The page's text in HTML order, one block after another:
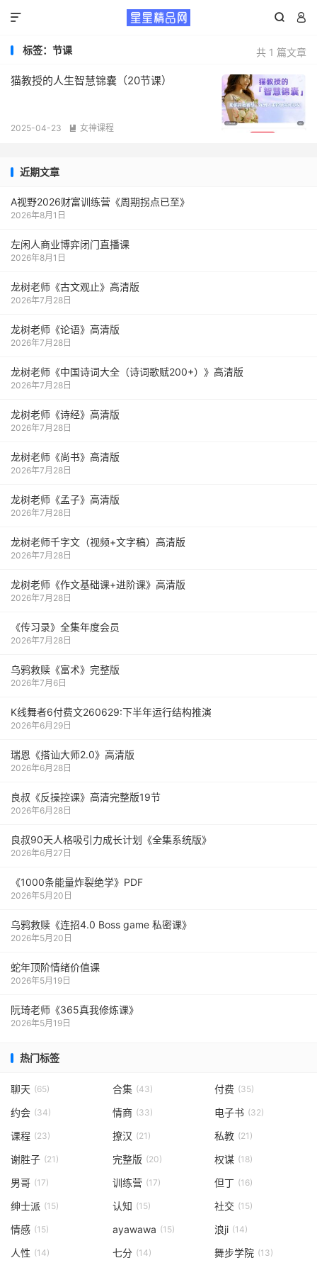
 

共 1 篇文章
标签：节课
猫教授的人生智慧锦囊（20节课）
2025-04-23  女神课程
近期文章
A视野2026财富训练营《周期拐点已至》
2026年8月1日
左闲人商业博弈闭门直播课
2026年8月1日
龙树老师《古文观止》高清版
2026年7月28日
龙树老师《论语》高清版
2026年7月28日
龙树老师《中国诗词大全（诗词歌赋200+）》高清版
2026年7月28日
龙树老师《诗经》高清版
2026年7月28日
龙树老师《尚书》高清版
2026年7月28日
龙树老师《孟子》高清版
2026年7月28日
龙树老师千字文（视频+文字稿）高清版
2026年7月28日
龙树老师《作文基础课+进阶课》高清版
2026年7月28日
《传习录》全集年度会员
2026年7月28日
乌鸦救赎《富术》完整版
2026年7月6日
K线舞者6付费文260629:下半年运行结构推演
2026年6月29日
瑞恩《搭讪大师2.0》高清版
2026年6月28日
良叔《反操控课》高清完整版19节
2026年6月28日
良叔90天人格吸引力成长计划《全集系统版》
2026年6月27日
《1000‮能条‬‎量‮裂炸‬‎绝学》PDF
2026年5月20日
乌鸦救赎《连招4.0 Boss game 私密课》
2026年5月20日
蛇年顶阶情绪价值课
2026年5月19日
阮琦老师《365真我修炼课》
2026年5月19日
热门标签
聊天 (65) 合集 (43) 付费 (35)
约会 (34) 情商 (33) 电子书 (32)
课程 (23) 撩汉 (21) 私教 (21)
谢胜子 (21) 完整版 (20) 权谋 (18)
男哥 (17) 训练营 (17) 但丁 (16)
绅士派 (15) 认知 (15) 社交 (15)
情感 (15) ayawawa (15) 浪ji (14)
人性 (14) 七分 (14) 舞步学院 (13)